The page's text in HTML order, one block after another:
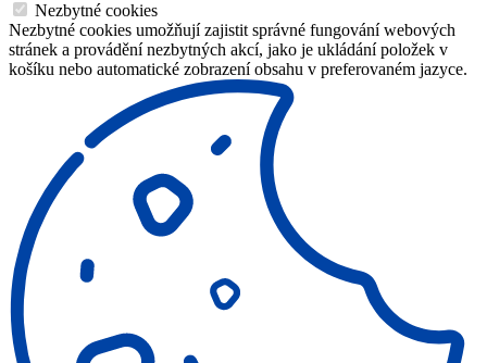
Nezbytné cookies
Nezbytné cookies umožňují zajistit správné fungování webových
stránek a provádění nezbytných akcí, jako je ukládání položek v
košíku nebo automatické zobrazení obsahu v preferovaném jazyce.